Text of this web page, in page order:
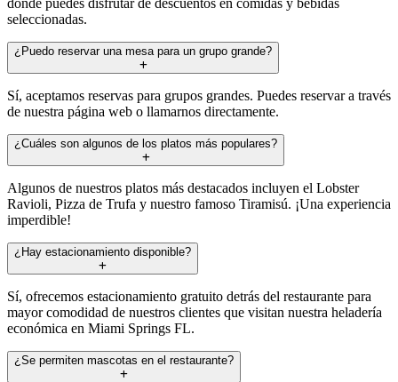
seleccionadas.
¿Puedo reservar una mesa para un grupo grande?
Sí, aceptamos reservas para grupos grandes. Puedes reservar a través
de nuestra página web o llamarnos directamente.
¿Cuáles son algunos de los platos más populares?
Algunos de nuestros platos más destacados incluyen el Lobster
Ravioli, Pizza de Trufa y nuestro famoso Tiramisú. ¡Una experiencia
imperdible!
¿Hay estacionamiento disponible?
Sí, ofrecemos estacionamiento gratuito detrás del restaurante para
mayor comodidad de nuestros clientes que visitan nuestra heladería
económica en Miami Springs FL.
¿Se permiten mascotas en el restaurante?